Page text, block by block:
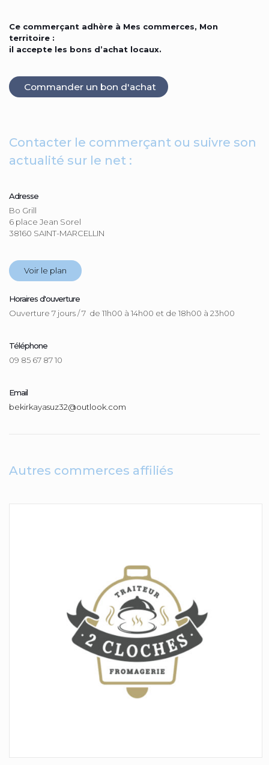
Ce commerçant adhère à Mes commerces, Mon
territoire :
il accepte les bons d’achat locaux.
Commander un bon d'achat
Contacter le commerçant ou suivre son
actualité sur le net :
Adresse
Bo Grill
6 place Jean Sorel
38160 SAINT-MARCELLIN
Voir le plan
Horaires d'ouverture
Ouverture 7 jours / 7 de 11h00 à 14h00 et de 18h00 à 23h00
Téléphone
09 85 67 87 10
Email
bekirkayasuz32@outlook.com
Autres commerces affiliés